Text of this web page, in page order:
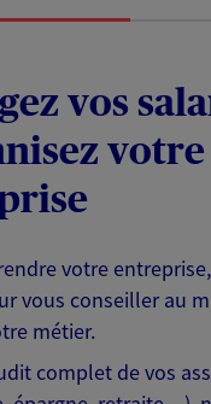
vos
votre
votre
vous conseiller au
métier.
complet de vos